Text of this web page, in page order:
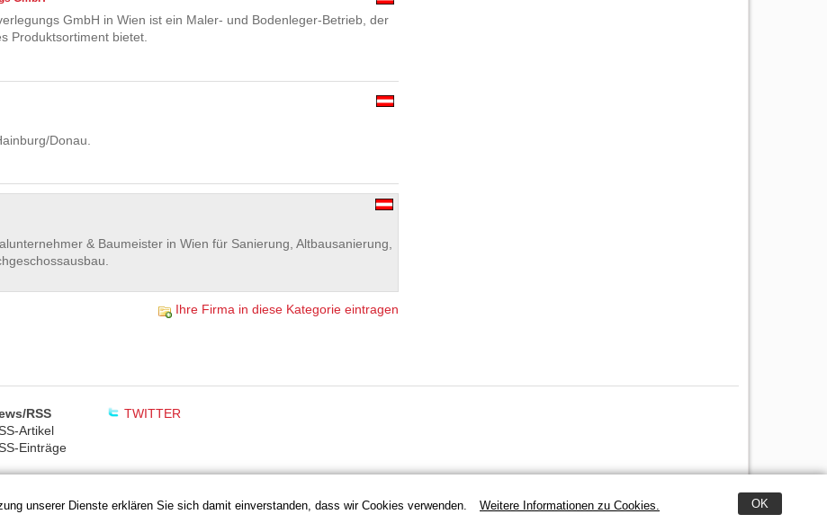
unserer Dienste erklären Sie sich damit einverstanden, dass wir Cookies verwenden. Weitere Informationen zu Cookies. OK
GmbH in Wien ist ein Maler- und Bodenleger-Betrieb, der
Produktsortiment bietet.
Donau.
& Baumeister in Wien für Sanierung, Altbausanierung,
Ihre Firma in diese Kategorie eintragen
RSS
Artikel
Einträge
TWITTER